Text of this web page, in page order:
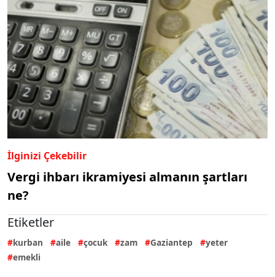
İlginizi Çekebilir
Vergi ihbarı ikramiyesi almanın şartları
ne?
Etiketler
kurban aile çocuk zam Gaziantep
yeter
emekli